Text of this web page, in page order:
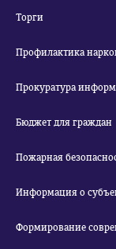
Торги
Профилактика
Прокуратура
Бюджет для граждан
Пожарная
Информация о